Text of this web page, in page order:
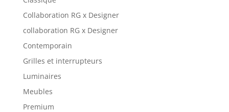
Collaboration RG x Designer
collaboration RG x Designer
Contemporain
Grilles et interrupteurs
Luminaires
Meubles
Premium